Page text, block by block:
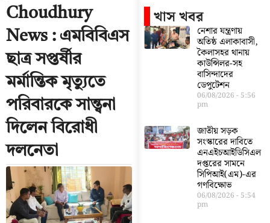
Choudhury
News : এমবিবিএস
ছাত্র সপ্তর্ষীর
মর্মান্তিক মৃত্যুতে
পরিবারকে সান্ত্বনা
দিলেন বিরোধী
দলনেতা
খাস খবর
নেশার যন্ত্রণায়
অতিষ্ঠ এলাকাবাসী,
কৈলাসহর থানায়
কাউন্সিলর-সহ
বাসিন্দাদের
ডেপুটেশন
06/08/2026 5:56
pm
জাতীয় সড়ক
সংস্কারের দাবিতে
এনএইচআইডিসিএল
দপ্তরের সামনে
সিপিআই(এম)-এর
গণবিক্ষোভ
06/08/2026 5:54
pm